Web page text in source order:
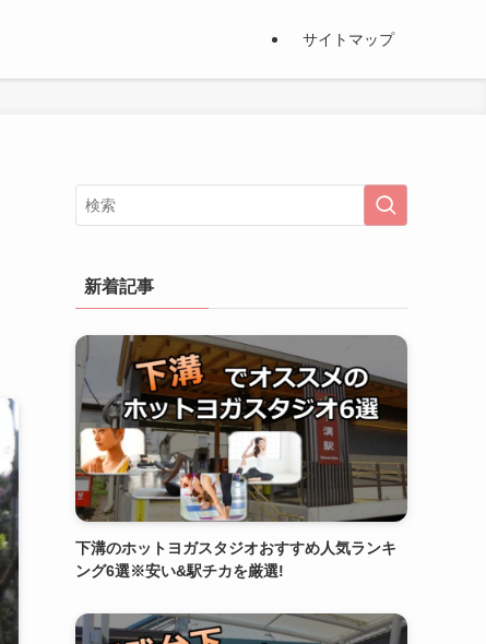
サイトマップ
新着記事
下溝のホットヨガスタジオおすすめ人気ランキ
ング6選※安い&駅チカを厳選!